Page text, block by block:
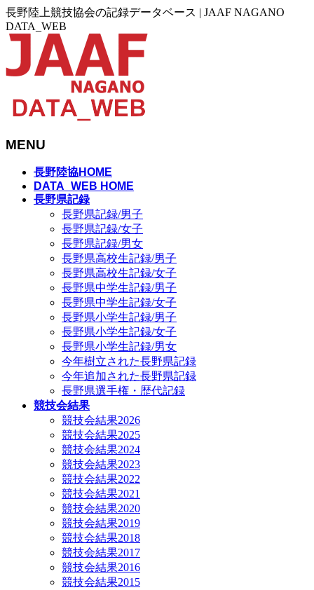
長野陸上競技協会の記録データベース | JAAF NAGANO
DATA_WEB
MENU
長野陸協HOME
DATA_WEB HOME
長野県記録
長野県記録/男子
長野県記録/女子
長野県記録/男女
長野県高校生記録/男子
長野県高校生記録/女子
長野県中学生記録/男子
長野県中学生記録/女子
長野県小学生記録/男子
長野県小学生記録/女子
長野県小学生記録/男女
今年樹立された長野県記録
今年追加された長野県記録
長野県選手権・歴代記録
競技会結果
競技会結果2026
競技会結果2025
競技会結果2024
競技会結果2023
競技会結果2022
競技会結果2021
競技会結果2020
競技会結果2019
競技会結果2018
競技会結果2017
競技会結果2016
競技会結果2015